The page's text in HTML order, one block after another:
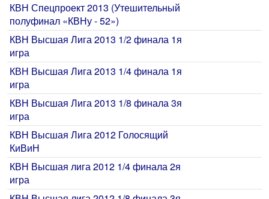
КВН Спецпроект 2013 (Утешительный
полуфинал «КВНу - 52»)
КВН Высшая Лига 2013 1/2 финала 1я
игра
КВН Высшая Лига 2013 1/4 финала 1я
игра
КВН Высшая Лига 2013 1/8 финала 3я
игра
КВН Высшая Лига 2012 Голосящий
КиВиН
КВН Высшая лига 2012 1/4 финала 2я
игра